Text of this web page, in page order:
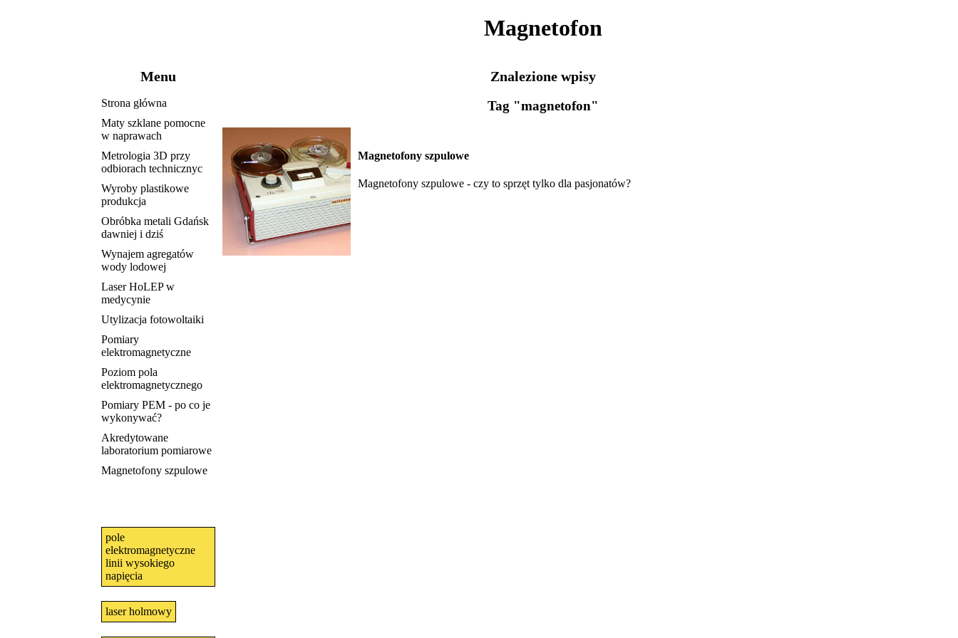
Magnetofon
Menu
Strona główna
Maty szklane pomocne
w naprawach
Metrologia 3D przy
odbiorach technicznyc
Wyroby plastikowe
produkcja
Obróbka metali Gdańsk
dawniej i dziś
Wynajem agregatów
wody lodowej
Laser HoLEP w
medycynie
Utylizacja fotowoltaiki
Pomiary
elektromagnetyczne
Poziom pola
elektromagnetycznego
Pomiary PEM - po co je
wykonywać?
Akredytowane
laboratorium pomiarowe
Magnetofony szpulowe
pole
elektromagnetyczne
linii wysokiego
napięcia
laser holmowy
Znalezione wpisy
Tag "magnetofon"
Magnetofony szpulowe
Magnetofony szpulowe - czy to sprzęt tylko dla pasjonatów?